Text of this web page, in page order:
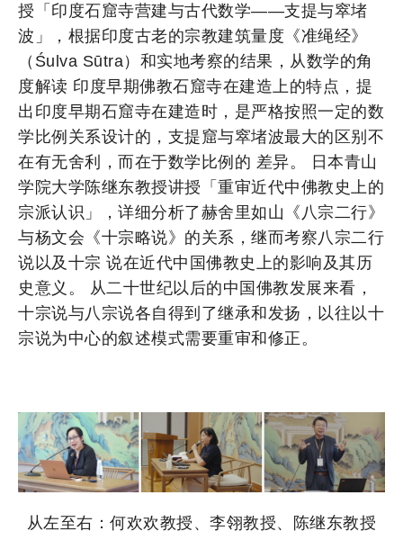
授「印度石窟寺营建与古代数学——支提与窣堵
波」，根据印度古老的宗教建筑量度《准绳经》
（Śulva Sūtra）和实地考察的结果，从数学的角
度解读 印度早期佛教石窟寺在建造上的特点，提
出印度早期石窟寺在建造时，是严格按照一定的数
学比例关系设计的，支提窟与窣堵波最大的区别不
在有无舍利，而在于数学比例的 差异。 日本青山
学院大学陈继东教授讲授「重审近代中佛教史上的
宗派认识」，详细分析了赫舍里如山《八宗二行》
与杨文会《十宗略说》的关系，继而考察八宗二行
说以及十宗 说在近代中国佛教史上的影响及其历
史意义。 从二十世纪以后的中国佛教发展来看，
十宗说与八宗说各自得到了继承和发扬，以往以十
宗说为中心的叙述模式需要重审和修正。
从左至右：何欢欢教授、李翎教授、陈继东教授